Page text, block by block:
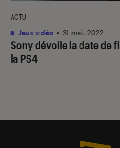
Sony dévoile la date de
la PS4
ACTU
Jeux vidéo • 31 mai. 2022